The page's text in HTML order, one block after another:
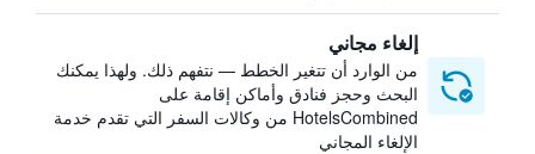
إلغاء مجاني
من الوارد أن تتغير الخطط — نتفهم ذلك. ولهذا يمكنك
البحث وحجز فنادق وأماكن إقامة على
HotelsCombined من وكالات السفر التي تقدم خدمة
الإلغاء المجاني